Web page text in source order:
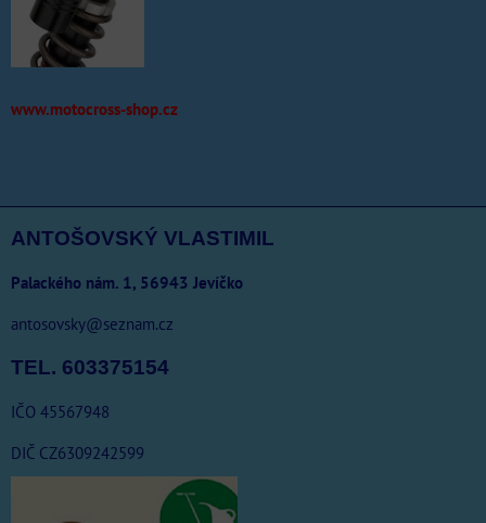
www.motocross-shop.cz
ANTOŠOVSKÝ VLASTIMIL
Palackého nám. 1, 56943 Jevíčko
antosovsky@seznam.cz
TEL. 603375154
IČO 45567948
DIČ CZ6309242599